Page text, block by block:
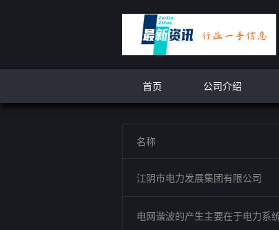
首页 公司介绍
名称
江阴市电力发展集团有限公司
电网谐波的产生主要在于电力系